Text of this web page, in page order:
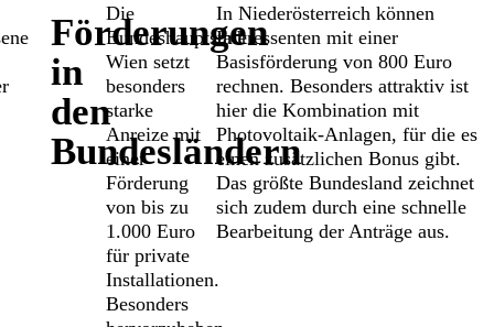
Förderungen
in
den
Bundesländern
Die
Bundeshauptstadt
Wien setzt
besonders
starke
Anreize mit
einer
Förderung
von bis zu
1.000 Euro
für private
Installationen.
Besonders
In Niederösterreich können
Interessenten mit einer
Basisförderung von 800 Euro
rechnen. Besonders attraktiv ist
hier die Kombination mit
Photovoltaik-Anlagen, für die es
einen zusätzlichen Bonus gibt.
Das größte Bundesland zeichnet
sich zudem durch eine schnelle
Bearbeitung der Anträge aus.